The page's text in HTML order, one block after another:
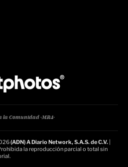
la Comunidad -MR4-
(ADN) A Diario Network, S.A.S. de C.V.
la reproducción parcial o total sin